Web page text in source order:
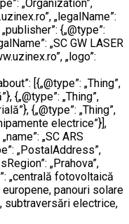
„Organization”,
„legalName”:
{„@type”:
„SC GW LASER
„logo”:
[{„@type”: „Thing”,
{„@type”: „Thing”,
{„@type”: „Thing”,
electrice”}],
„SC ARS
„PostalAddress”,
„Prahova”,
„centrală fotovoltaică
panouri solare
subtraversări electrice,